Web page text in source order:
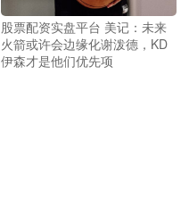
股票配资实盘平台 美记：未来
火箭或许会边缘化谢泼德，KD
伊森才是他们优先项